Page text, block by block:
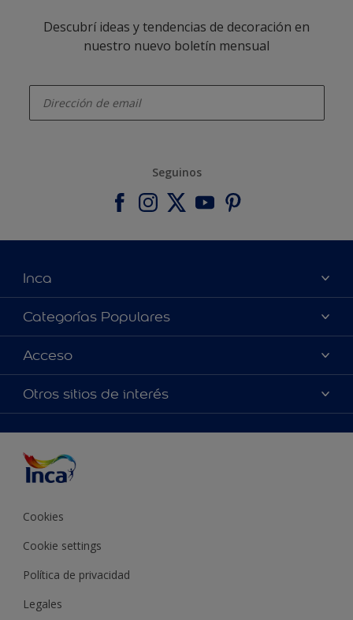
Descubrí ideas y tendencias de decoración en
nuestro nuevo boletín mensual
Seguinos
Inca
Acerca de Inca
Contactanos
Encontrá un distribuidor Inca
Categorías Populares
Colores
Productos
Inspiración
Acceso
Accesibilidad
Precisión del color
Otros sitios de interés
Cookies
Cookie settings
Política de privacidad
Legales